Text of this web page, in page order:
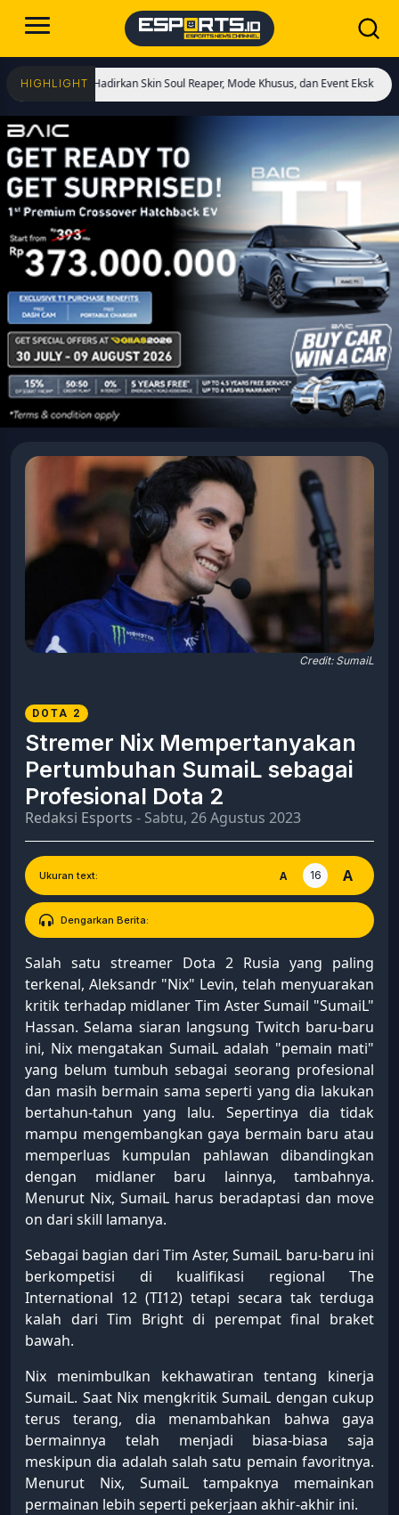
HIGHLIGHT
Hadirkan Skin Soul Reaper, Mode Khusus, dan Event Eksklusif!
Credit: SumaiL
DOTA 2
Stremer Nix Mempertanyakan
Pertumbuhan SumaiL sebagai
Profesional Dota 2
Redaksi Esports - Sabtu, 26 Agustus 2023
Ukuran text: A 16 A
Dengarkan Berita:
Salah satu streamer Dota 2 Rusia yang paling
terkenal, Aleksandr "Nix" Levin, telah menyuarakan
kritik terhadap midlaner Tim Aster Sumail "SumaiL"
Hassan. Selama siaran langsung Twitch baru-baru
ini, Nix mengatakan SumaiL adalah "pemain mati"
yang belum tumbuh sebagai seorang profesional
dan masih bermain sama seperti yang dia lakukan
bertahun-tahun yang lalu. Sepertinya dia tidak
mampu mengembangkan gaya bermain baru atau
memperluas kumpulan pahlawan dibandingkan
dengan midlaner baru lainnya, tambahnya.
Menurut Nix, SumaiL harus beradaptasi dan move
on dari skill lamanya.
Sebagai bagian dari Tim Aster, SumaiL baru-baru ini
berkompetisi di kualifikasi regional The
International 12 (TI12) tetapi secara tak terduga
kalah dari Tim Bright di perempat final braket
bawah.
Nix menimbulkan kekhawatiran tentang kinerja
SumaiL. Saat Nix mengkritik SumaiL dengan cukup
terus terang, dia menambahkan bahwa gaya
bermainnya telah menjadi biasa-biasa saja
meskipun dia adalah salah satu pemain favoritnya.
Menurut Nix, SumaiL tampaknya memainkan
permainan lebih seperti pekerjaan akhir-akhir ini.